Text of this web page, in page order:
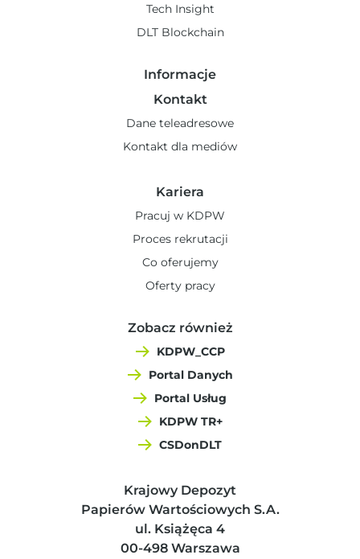
Tech Insight
DLT Blockchain
Informacje
Kontakt
Dane teleadresowe
Kontakt dla mediów
Kariera
Pracuj w KDPW
Proces rekrutacji
Co oferujemy
Oferty pracy
Zobacz również
KDPW_CCP
Portal Danych
Portal Usług
KDPW TR+
CSDonDLT
Krajowy Depozyt
Papierów Wartościowych S.A.
ul. Książęca 4
00-498 Warszawa